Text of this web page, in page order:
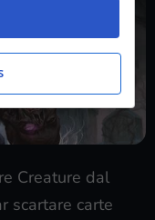
Creature dal
scartare carte